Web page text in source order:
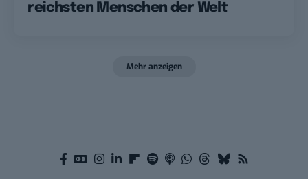
reichsten Menschen der Welt
Mehr anzeigen